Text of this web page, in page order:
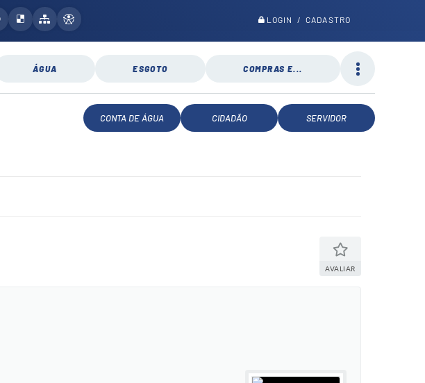
LOGIN / CADASTRO
ÁGUA ESGOTO COMPRAS E...
CONTA DE ÁGUA CIDADÃO SERVIDOR
AVALIAR